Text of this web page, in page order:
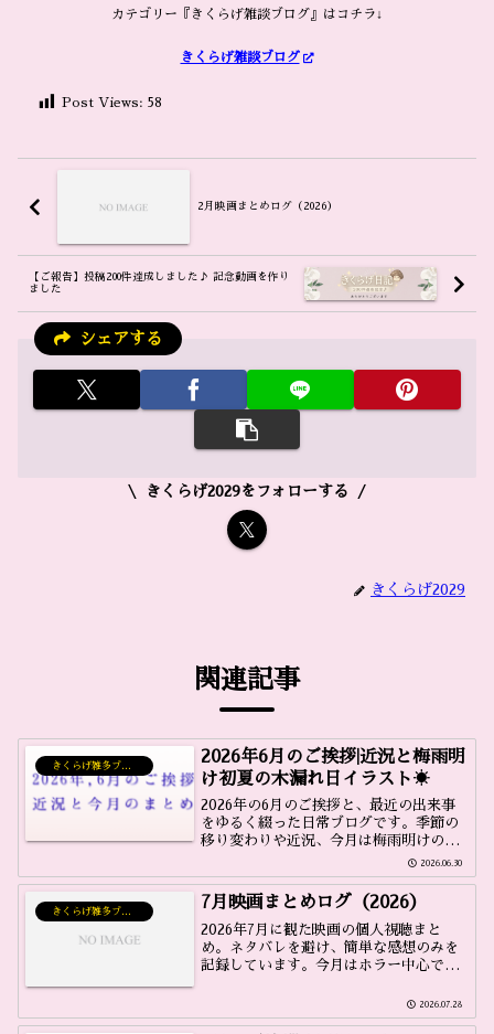
カテゴリー『きくらげ雑談ブログ』はコチラ↓
きくらげ雑談ブログ
Post Views: 58
2月映画まとめログ（2026）
【ご報告】投稿200件達成しました♪ 記念動画を作り
ました
シェアする
きくらげ2029をフォローする
きくらげ2029
関連記事
きくらげ雑多ブログ
2026年6月のご挨拶|近況と梅雨明
け初夏の木漏れ日イラスト☀️
2026年の6月のご挨拶と、最近の出来事
をゆるく綴った日常ブログです。季節の
移り変わりや近況、今月は梅雨明けの初
夏の木漏れ日をイメージしたAIイラスト
や今月観た映画の感想などをまとめてい
ます。
2026.06.30
きくらげ雑多ブログ 7月映画まとめログ（2026）
2026年7月に観た映画の個人視聴まと
め。ネタバレを避け、簡単な感想のみを
記録しています。今月はホラー中心で名
2026.07.28